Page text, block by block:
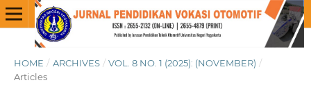
HOME / ARCHIVES / VOL. 8 NO. 1 (2025): (NOVEMBER) /
Articles